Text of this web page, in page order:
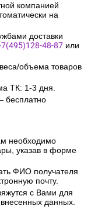
компанией
на
доставки
48-87 или
объема товаров
ТК: 1-3 дня.
бесплатно
необходимо
указав в форме
ФИО получателя
почту.
с Вами для
данных.